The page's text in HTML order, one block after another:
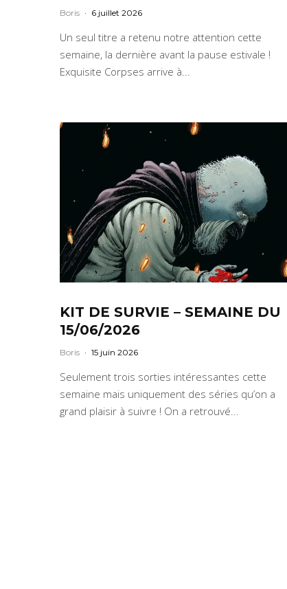
Boris · 6 juillet 2026
Un seul titre a retenu notre attention cette
semaine, la dernière avant la pause estivale !
Exquisite Corpses arrive à...
KIT DE SURVIE – SEMAINE DU
15/06/2026
Boris · 15 juin 2026
Seulement trois sorties intéressantes cette
semaine mais uniquement des séries qu’on a
grand plaisir à suivre ! On a retrouvé...